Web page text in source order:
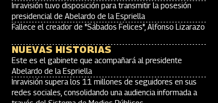
Inravisión tuvo disposición para transmitir la posesión
presidencial de Abelardo de la Espriella
Fallece el creador de "Sábados Felices", Alfonso Lizarazo
NUEVAS HISTORIAS
Este es el gabinete que acompañará al presidente
Abelardo de la Espriella
Inravisión supera los 11 millones de seguidores en sus
redes sociales, consolidando una audiencia informada a